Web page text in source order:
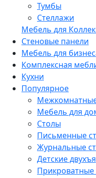
Тумбы
Стеллажи
Мебель для
Стеновые панели
Мебель для
Комплексная
Кухни
Популярное
Межкомнатные
Мебель для
Столы
Письменные
Журнальные
Детские
Прикроватные